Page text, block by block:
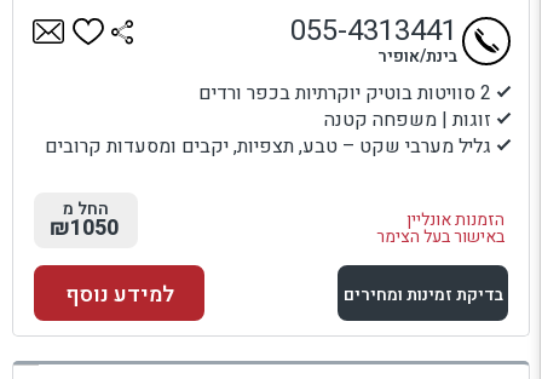
2 סוויטות בוטיק יוקרתיות בכפר ורדים
זוגות | משפחה קטנה
גליל מערבי שקט – טבע, תצפיות, יקבים ומסעדות קרובים
הזמנות אונליין
באישור בעל הצימר
055-4313441
בינת/אופיר
החל מ
₪1050
בדיקת זמינות ומחירים
למתחם זה
למידע נוסף